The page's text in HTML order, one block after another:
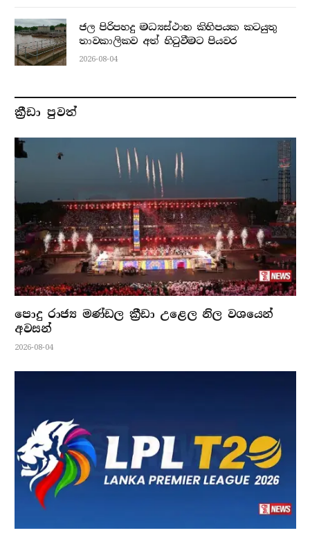
ජල පිරිපහදු මධ්‍යස්ථාන කිහිපයක කටයුතු
තාවකාලිකව අත් හිටුවීමට පියවර
2026-08-04
ක්‍රීඩා පුවත්
පොදු රාජ්‍ය මණ්ඩල ක්‍රීඩා උළෙල නිල වශයෙන්
අවසන්
2026-08-04